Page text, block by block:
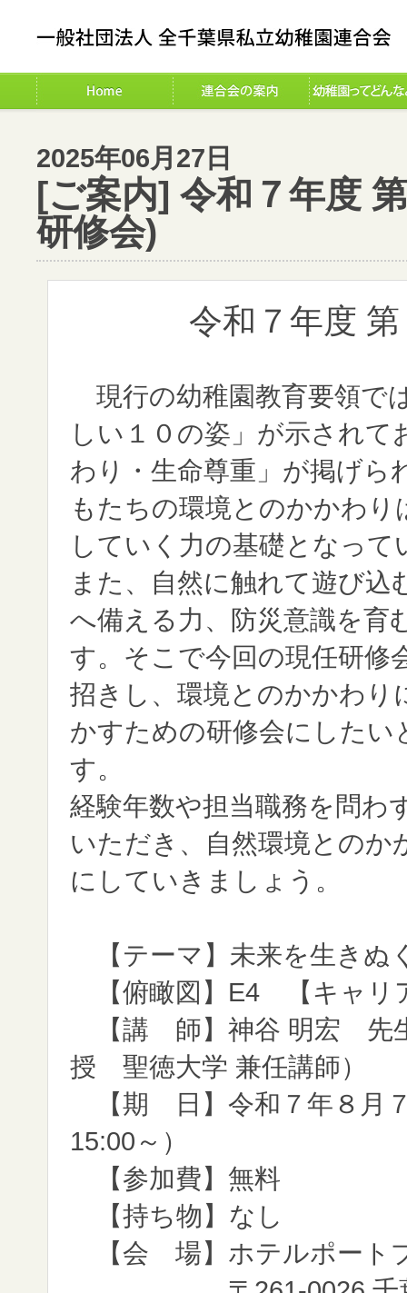
2025年06月27日
[ご案内] 令和７年度
研修会)
令和７年度
現行の幼稚園教育要領で
しい１０の姿」が示され
わり・生命尊重」が掲げら
もたちの環境とのかかわり
していく力の基礎となって
また、自然に触れて遊び
へ備える力、防災意識を育
す。そこで今回の現任研修
招きし、環境とのかかわり
かすための研修会にしたい
経験年数や担当職務を問わ
いただき、自然環境との
にしていきましょう。
【テーマ】未来を生きぬ
【俯瞰図】E4 【キャリ
【講 師】神谷 明宏 先生
授 聖徳大学 兼任講師）
【期 日】令和７年８月
15:00～）
【参加費】無料
【持ち物】なし
【会 場】ホテルポート